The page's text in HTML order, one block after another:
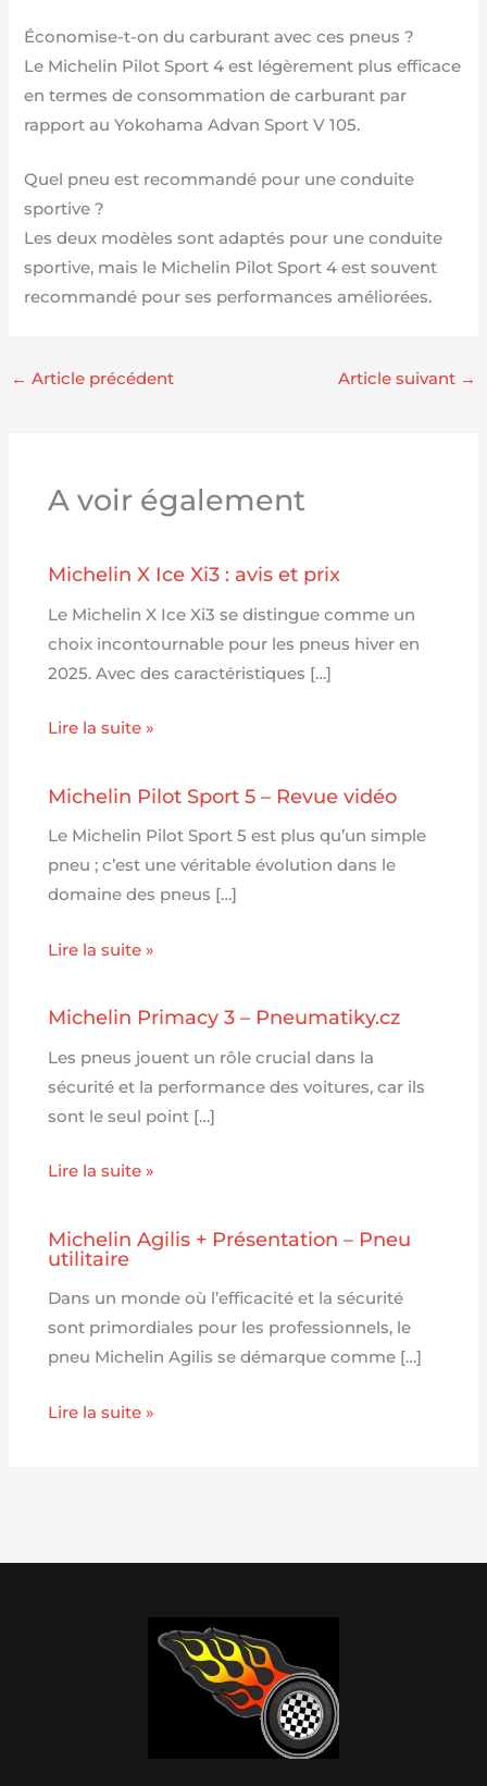
Économise-t-on du carburant avec ces pneus ?
Le Michelin Pilot Sport 4 est légèrement plus efficace
en termes de consommation de carburant par
rapport au Yokohama Advan Sport V 105.
Quel pneu est recommandé pour une conduite
sportive ?
Les deux modèles sont adaptés pour une conduite
sportive, mais le Michelin Pilot Sport 4 est souvent
recommandé pour ses performances améliorées.
← Article précédent Article suivant →
A voir également
Michelin X Ice Xi3 : avis et prix
Le Michelin X Ice Xi3 se distingue comme un
choix incontournable pour les pneus hiver en
2025. Avec des caractéristiques […]
Lire la suite »
Michelin Pilot Sport 5 – Revue vidéo
Le Michelin Pilot Sport 5 est plus qu’un simple
pneu ; c’est une véritable évolution dans le
domaine des pneus […]
Lire la suite »
Michelin Primacy 3 – Pneumatiky.cz
Les pneus jouent un rôle crucial dans la
sécurité et la performance des voitures, car ils
sont le seul point […]
Lire la suite »
Michelin Agilis + Présentation – Pneu
utilitaire
Dans un monde où l’efficacité et la sécurité
sont primordiales pour les professionnels, le
pneu Michelin Agilis se démarque comme […]
Lire la suite »